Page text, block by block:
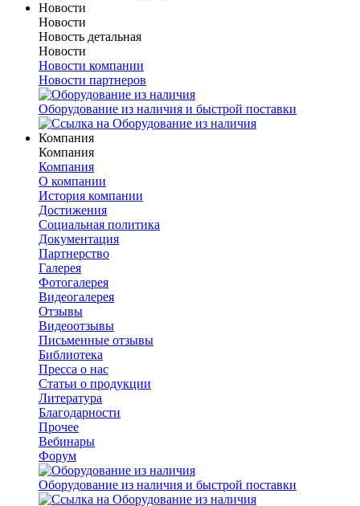
Новости
Новости
Новость детальная
Новости
Новости компании
Новости партнеров
Оборудование из наличия и быстрой поставки
Компания
Компания
Компания
О компании
История компании
Достижения
Социальная политика
Документация
Партнерство
Галерея
Фотогалерея
Видеогалерея
Отзывы
Видеоотзывы
Письменные отзывы
Библиотека
Пресса о нас
Статьи о продукции
Литература
Благодарности
Прочее
Вебинары
Форум
Оборудование из наличия и быстрой поставки